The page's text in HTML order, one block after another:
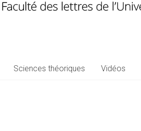
Sciences théoriques Vidéos